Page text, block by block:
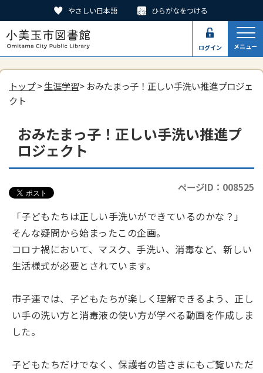
やさしい日本語 ひらがなをつける
ログイン メニュー
トップ>生涯学習> おみたまっ子！正しい手洗い推進プロジェ
クト
おみたまっ子！正しい手洗い推進プ
ロジェクト
ページID：008525
「子どもたちは正しい手洗いができているのかな？」
そんな疑問から始まったこの企画。
コロナ禍において、マスク、手洗い、消毒など、新しい
生活様式が必要とされています。
市子連では、子どもたちが楽しく理解できるよう、正し
い手の洗い方と消毒液の使い方が学べる動画を作成しま
した。
子どもたちだけでなく、保護者の皆さまにもご覧いただ